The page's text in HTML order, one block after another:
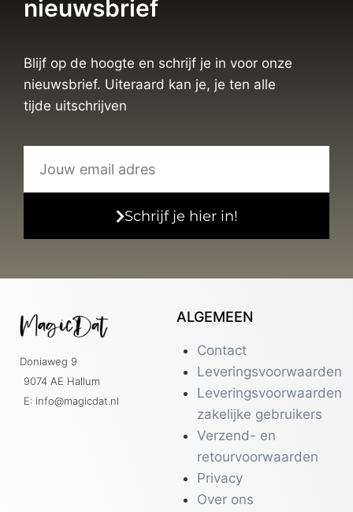
nieuwsbrief
Blijf op de hoogte en schrijf je in voor onze
nieuwsbrief. Uiteraard kan je, je ten alle
tijde uitschrijven
Schrijf je hier in!
Doniaweg 9
9074 AE Hallum
E: info@magicdat.nl
ALGEMEEN
Contact
Leveringsvoorwaarden
Leveringsvoorwaarden
zakelijke gebruikers
Verzend- en
retourvoorwaarden
Privacy
Over ons